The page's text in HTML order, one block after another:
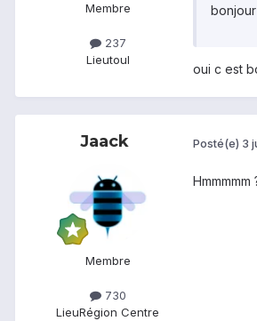
Membre
237
Lieutoul
oui c est
Jaack
Membre
730
LieuRégion Centre
Posté(e) 3
Hmmmmm